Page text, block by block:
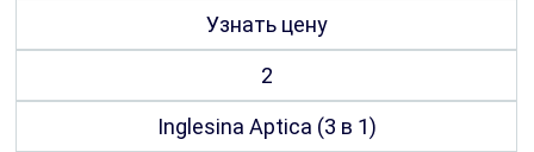
Узнать цену
2
Inglesina Aptica (3 в 1)